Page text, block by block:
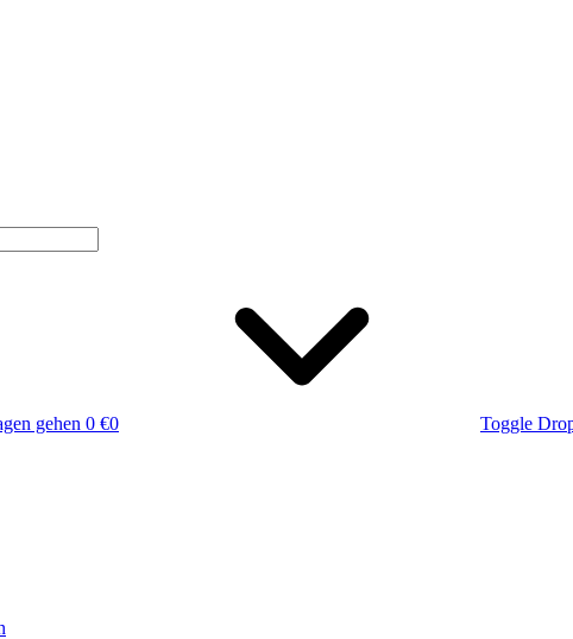
gehen 0 €0
Toggle